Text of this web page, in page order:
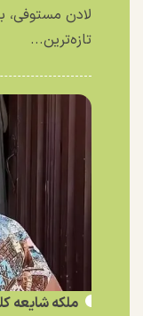
لادن مستوفی،
تازه‌ترین...